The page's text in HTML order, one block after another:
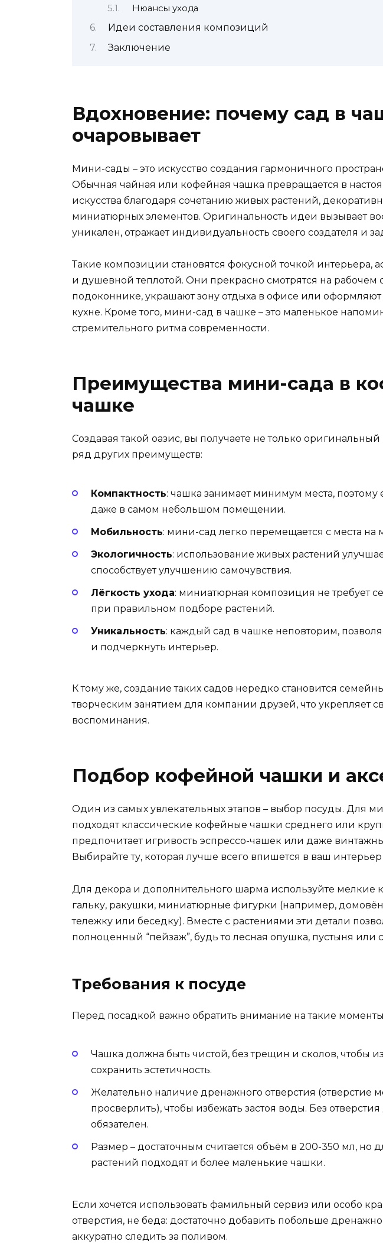
Нюансы ухода
Идеи составления композиций
Заключение
Вдохновение: почему сад в
очаровывает
Мини-сады – это искусство создания гармоничного
Обычная чайная или кофейная чашка превращается в
искусства благодаря сочетанию живых растений,
миниатюрных элементов. Оригинальность идеи вызывает
уникален, отражает индивидуальность своего создателя и
Такие композиции становятся фокусной точкой интерьера,
и душевной теплотой. Они прекрасно смотрятся на рабочем
подоконнике, украшают зону отдыха в офисе или
кухне. Кроме того, мини-сад в чашке – это маленькое
стремительного ритма современности.
Преимущества мини-сада в
чашке
Создавая такой оазис, вы получаете не только
ряд других преимуществ:
Компактность: чашка занимает минимум места, поэтому
даже в самом небольшом помещении.
Мобильность: мини-сад легко перемещается с места на
Экологичность: использование живых растений
способствует улучшению самочувствия.
Лёгкость ухода: миниатюрная композиция не требует
при правильном подборе растений.
Уникальность: каждый сад в чашке неповторим,
и подчеркнуть интерьер.
К тому же, создание таких садов нередко становится
творческим занятием для компании друзей, что укрепляет
воспоминания.
Подбор кофейной чашки и
Один из самых увлекательных этапов – выбор посуды. Для
подходят классические кофейные чашки среднего или
предпочитает игривость эспрессо-чашек или даже
Выбирайте ту, которая лучше всего впишется в ваш интерьер
Для декора и дополнительного шарма используйте мелкие
гальку, ракушки, миниатюрные фигурки (например,
тележку или беседку). Вместе с растениями эти детали
полноценный “пейзаж”, будь то лесная опушка, пустыня или
Требования к посуде
Перед посадкой важно обратить внимание на такие
Чашка должна быть чистой, без трещин и сколов, чтобы
сохранить эстетичность.
Желательно наличие дренажного отверстия (отверстие
просверлить), чтобы избежать застоя воды. Без
обязателен.
Размер – достаточным считается объём в 200-350 мл, но
растений подходят и более маленькие чашки.
Если хочется использовать фамильный сервиз или особо
отверстия, не беда: достаточно добавить побольше
аккуратно следить за поливом.